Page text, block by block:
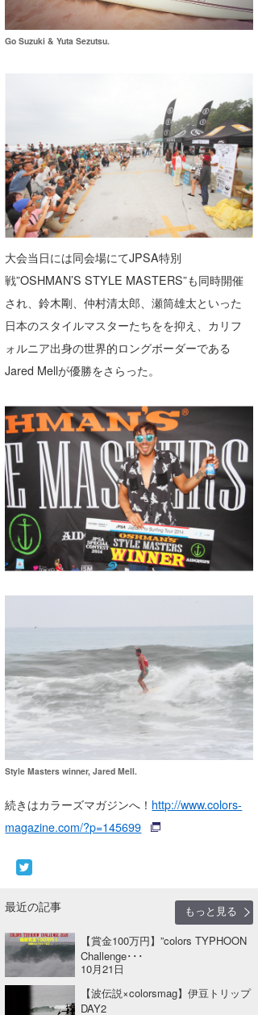
Go Suzuki & Yuta Sezutsu.
大会当日には同会場にてJPSA特別
戦”OSHMAN’S STYLE MASTERS”も同時開催
され、鈴木剛、仲村清太郎、瀬筒雄太といった
日本のスタイルマスターたちをを抑え、カリフ
ォルニア出身の世界的ロングボーダーである
Jared Mellが優勝をさらった。
Style Masters winner, Jared Mell.
続きはカラーズマガジンへ！ http://www.colors-
magazine.com/?p=145699
最近の記事
もっと見る
【賞⾦100万円】”colors TYPHOON
Challenge･･･
10月21日
【波伝説×colorsmag】伊豆トリップ
DAY2
KY
S.K
Soulman
VAGY
YUKI☆
ハンマー
まっきー
三輪予報士
小川予報士
上田純子
上條将美
唐澤予報士
wanda
予報士 hiro.
Mr.K
chappy